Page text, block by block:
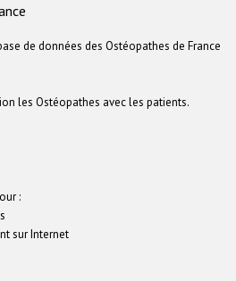
de données des Ostéopathes de France
les Ostéopathes avec les patients.
:
sur Internet